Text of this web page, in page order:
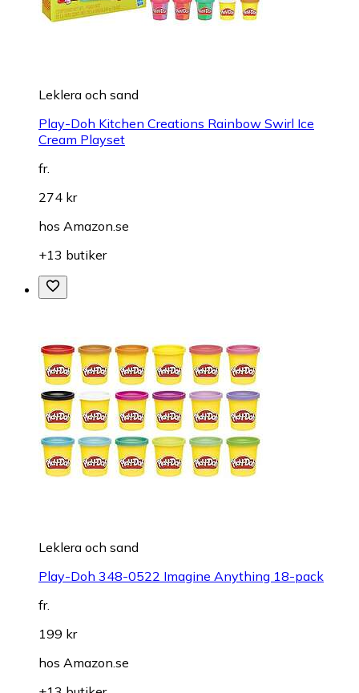
Leklera och sand
Play-Doh Kitchen Creations Rainbow Swirl Ice
Cream Playset
fr.
274 kr
hos Amazon.se
+13 butiker
Leklera och sand
Play-Doh 348-0522 Imagine Anything 18-pack
fr.
199 kr
hos Amazon.se